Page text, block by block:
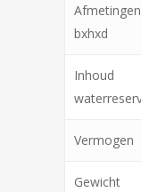
Afmetingen
bxhxd
Inhoud
Vermogen
Gewicht